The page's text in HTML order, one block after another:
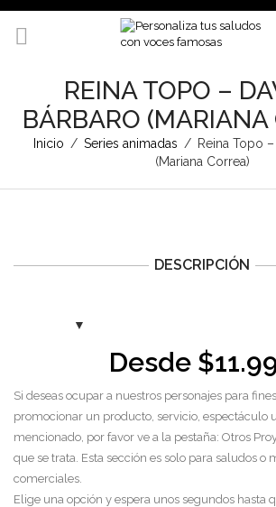
REINA TOPO –
BÁRBARO (MARIANA
Inicio / Series animadas / Reina Topo
(Mariana Correa)
DESCRIPCIÓN
Desde $
Si deseas ocupar a nuestros personajes para
promocionar un producto, servicio, espectáculo
mencionado, por favor ve a la pestaña: Otros
que se trata. Esta sección es solo para saludos o
comerciales.
Elige una opción y espera unos segundos hasta